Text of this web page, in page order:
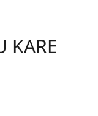
KARE